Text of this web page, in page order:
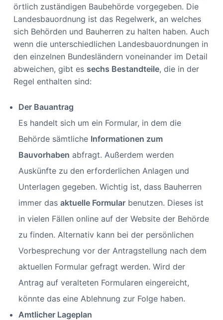
örtlich zuständigen Baubehörde vorgegeben. Die
Landesbauordnung ist das Regelwerk, an welches
sich Behörden und Bauherren zu halten haben. Auch
wenn die unterschiedlichen Landesbauordnungen in
den einzelnen Bundesländern voneinander im Detail
abweichen, gibt es sechs Bestandteile, die in der
Regel enthalten sind:
Der Bauantrag
Es handelt sich um ein Formular, in dem die
Behörde sämtliche Informationen zum
Bauvorhaben abfragt. Außerdem werden
Auskünfte zu den erforderlichen Anlagen und
Unterlagen gegeben. Wichtig ist, dass Bauherren
immer das aktuelle Formularbenutzen. Dieses ist
in vielen Fällen online auf der Website der Behörde
zu finden. Alternativ kann bei der persönlichen
Vorbesprechung vor der Antragstellung nach dem
aktuellen Formular gefragt werden. Wird der
Antrag auf veralteten Formularen eingereicht,
könnte das eine Ablehnung zur Folge haben.
Amtlicher Lageplan